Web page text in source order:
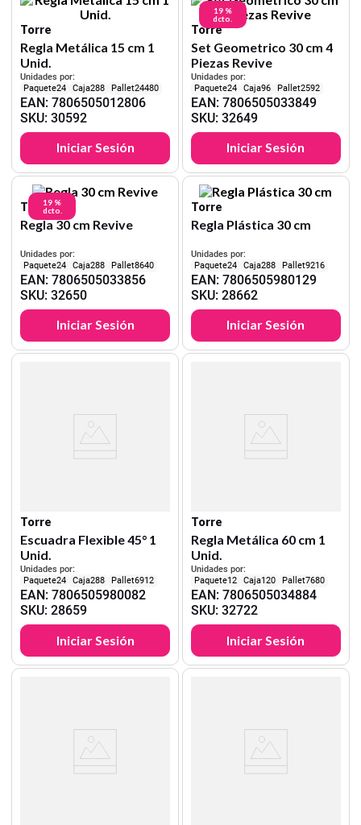
Torre
Regla Metálica 15 cm 1
Unid.
Unidades por:
24
288 24480
EAN:7806505012806
SKU:30592
Iniciar Sesión
19 %
dcto.
Torre
Set Geometrico 30 cm 4
Piezas Revive
Unidades por:
24
96 2592
EAN: 7806505033849
SKU: 32649
Iniciar Sesión
19 %
dcto.
Torre
Regla 30 cm Revive
Unidades por:
24
288 8640
EAN:7806505033856
SKU:32650
Iniciar Sesión
Torre
Regla Plástica 30 cm
Unidades por:
24
288 9216
EAN: 7806505980129
SKU: 28662
Iniciar Sesión
Torre
Escuadra Flexible 45° 1
Unid.
Unidades por:
24
288 6912
EAN:7806505980082
SKU:28659
Iniciar Sesión
Torre
Regla Metálica 60 cm 1
Unid.
Unidades por:
12
120 7680
EAN: 7806505034884
SKU: 32722
Iniciar Sesión